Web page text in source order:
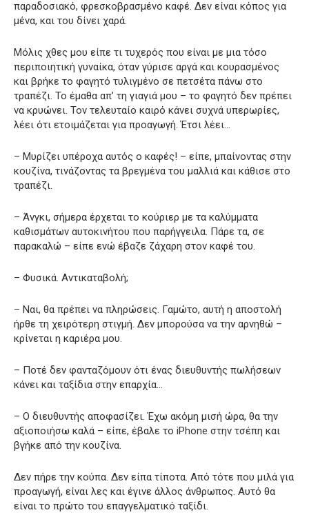
παραδοσιακό, φρεσκοβρασμένο καφέ. Δεν είναι κόπος για
μένα, και του δίνει χαρά.
Μόλις χθες μου είπε τι τυχερός που είναι με μια τόσο
περιποιητική γυναίκα, όταν γύρισε αργά και κουρασμένος
και βρήκε το φαγητό τυλιγμένο σε πετσέτα πάνω στο
τραπέζι. Το έμαθα απ’ τη γιαγιά μου – το φαγητό δεν πρέπει
να κρυώνει. Τον τελευταίο καιρό κάνει συχνά υπερωρίες,
λέει ότι ετοιμάζεται για προαγωγή. Έτσι λέει…
– Μυρίζει υπέροχα αυτός ο καφές! – είπε, μπαίνοντας στην
κουζίνα, τινάζοντας τα βρεγμένα του μαλλιά και κάθισε στο
τραπέζι.
– Άνγκι, σήμερα έρχεται το κούριερ με τα καλύμματα
καθισμάτων αυτοκινήτου που παρήγγειλα. Πάρε τα, σε
παρακαλώ – είπε ενώ έβαζε ζάχαρη στον καφέ του.
– Φυσικά. Αντικαταβολή;
– Ναι, θα πρέπει να πληρώσεις. Γαμώτο, αυτή η αποστολή
ήρθε τη χειρότερη στιγμή. Δεν μπορούσα να την αρνηθώ –
κρίνεται η καριέρα μου.
– Ποτέ δεν φανταζόμουν ότι ένας διευθυντής πωλήσεων
κάνει και ταξίδια στην επαρχία…
– Ο διευθυντής αποφασίζει. Έχω ακόμη μισή ώρα, θα την
αξιοποιήσω καλά – είπε, έβαλε το iPhone στην τσέπη και
βγήκε από την κουζίνα.
Δεν πήρε την κούπα. Δεν είπα τίποτα. Από τότε που μιλά για
προαγωγή, είναι λες και έγινε άλλος άνθρωπος. Αυτό θα
είναι το πρώτο του επαγγελματικό ταξίδι.